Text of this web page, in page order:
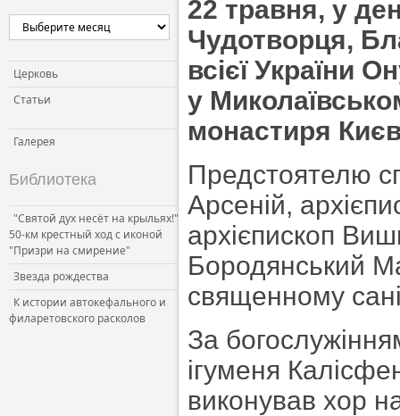
Церковь и власть
Церковь и общество
Церковь и СМИ
Церковь
Статьи
Галерея
Библиотека
"Святой дух несёт на крыльях!"
50-км крестный ход с иконой
"Призри на смирение"
Звезда рождества
К истории автокефального и
филаретовского расколов
22 травня, у
Чудотворця,
всієї України
у
монастиря
Предстоятелю
Арсеній,
архієпископ
Бородянський
священному
За
ігуменя
виконував хор